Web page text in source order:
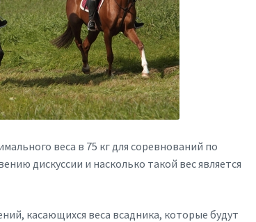
веса в 75 кг для соревнований по
дискуссии и насколько такой вес является
касающихся веса всадника, которые будут